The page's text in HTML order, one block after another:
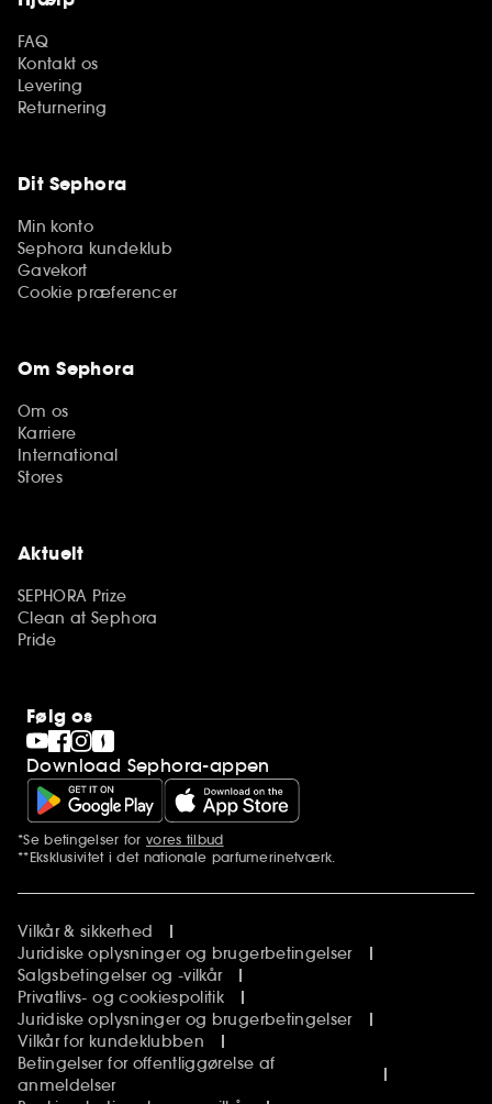
FAQ
Kontakt os
Levering
Returnering
Dit Sephora
Min konto
Sephora kundeklub
Gavekort
Cookie præferencer
Om Sephora
Om os
Karriere
International
Stores
Aktuelt
SEPHORA Prize
Clean at Sephora
Pride
Følg os
Download Sephora-appen
Yderligere bemærkninger
*Se betingelser for vores tilbud
**Eksklusivitet i det nationale parfumerinetværk.
Vilkår & sikkerhed
Juridiske oplysninger og brugerbetingelser
Salgsbetingelser og -vilkår
Privatlivs- og cookiespolitik
Juridiske oplysninger og brugerbetingelser
Vilkår for kundeklubben
Betingelser for offentliggørelse af
anmeldelser